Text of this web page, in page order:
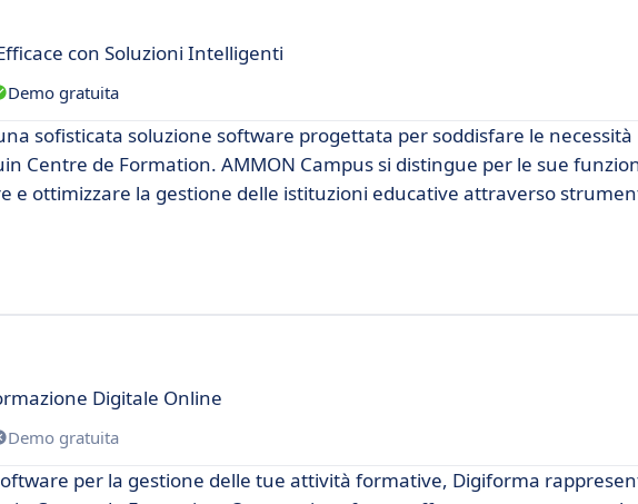
con Soluzioni Intelligenti
Demo gratuita
sofisticata soluzione software progettata per soddisfare le necessità
Centre de Formation. AMMON Campus si distingue per le sue
e ottimizzare la gestione delle istituzioni educative attraverso
Digitale Online
Demo gratuita
per la gestione delle tue attività formative, Digiforma